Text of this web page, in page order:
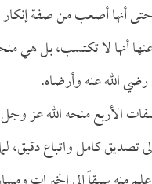
أصعب من صفة إنكار
أنها لا تكتسب، بل هي
رضي الله عنه وأرضاه.
الأربع منحه الله عز
كامل واتباع دقيق،